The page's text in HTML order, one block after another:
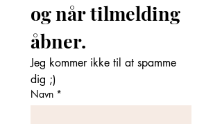
og når tilmelding
Jeg kommer ikke til at spamme
dig ;)
Navn *